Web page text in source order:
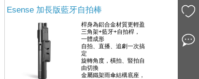
Esense 加長版藍牙自拍棒
桿身為鋁合金材質更輕盈
三角架+藍牙+自拍桿，
一體成形
自拍、直播、追劇一次搞
定
旋轉角度，橫拍、豎拍自
由切換
金屬鐵架雨傘結構底座，